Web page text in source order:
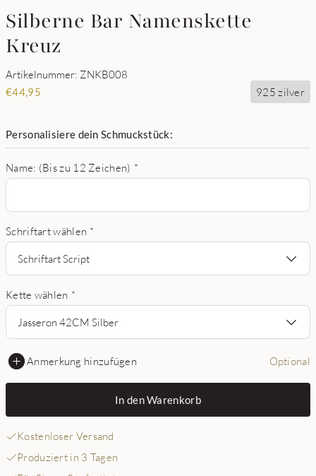
Silberne Bar Namenskette
Kreuz
Artikelnummer: ZNKB008
€44,95 925 zilver
Personalisiere dein Schmuckstück:
Name: (Bis zu 12 Zeichen) *
Schriftart wählen *
Schriftart Script
Kette wählen *
Jasseron 42CM Silber
Anmerkung hinzufügen Optional
In den Warenkorb
Kostenloser Versand
Produziert in 3 Tagen